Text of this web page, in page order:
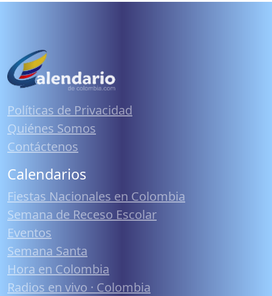
Políticas de Privacidad
Quiénes Somos
Contáctenos
Calendarios
Fiestas Nacionales en Colombia
Semana de Receso Escolar
Eventos
Semana Santa
Hora en Colombia
Radios en vivo · Colombia